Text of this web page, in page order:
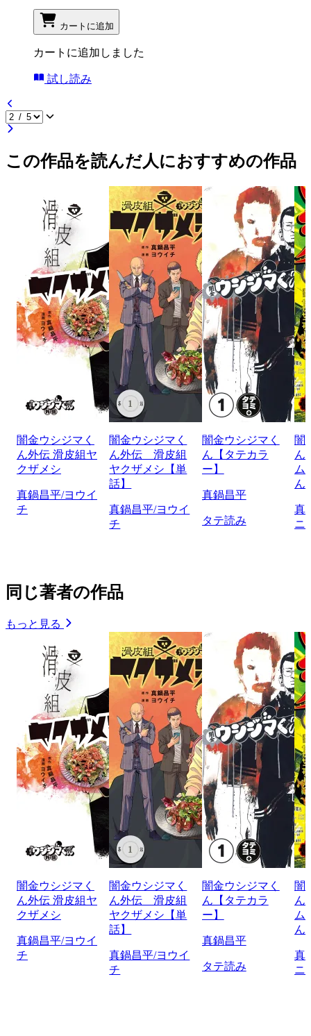
カートに追加
カートに追加しました
試し読み
この作品を読んだ人におすすめの作品
闇金ウシジマく
ん外伝 滑皮組ヤ
クザメシ
真鍋昌平/ヨウイ
チ
闇金ウシジマく
ん外伝 滑皮組
ヤクザメシ【単
話】
真鍋昌平/ヨウイ
チ
闇金ウシジマく
ん【タテカラ
ー】
真鍋昌平
タテ読み
闇
ん
ム
ん
真
ニ
同じ著者の作品
もっと見る
闇金ウシジマく
ん外伝 滑皮組ヤ
クザメシ
真鍋昌平/ヨウイ
チ
闇金ウシジマく
ん外伝 滑皮組
ヤクザメシ【単
話】
真鍋昌平/ヨウイ
チ
闇金ウシジマく
ん【タテカラ
ー】
真鍋昌平
タテ読み
闇
ん
ム
ん
真
ニ